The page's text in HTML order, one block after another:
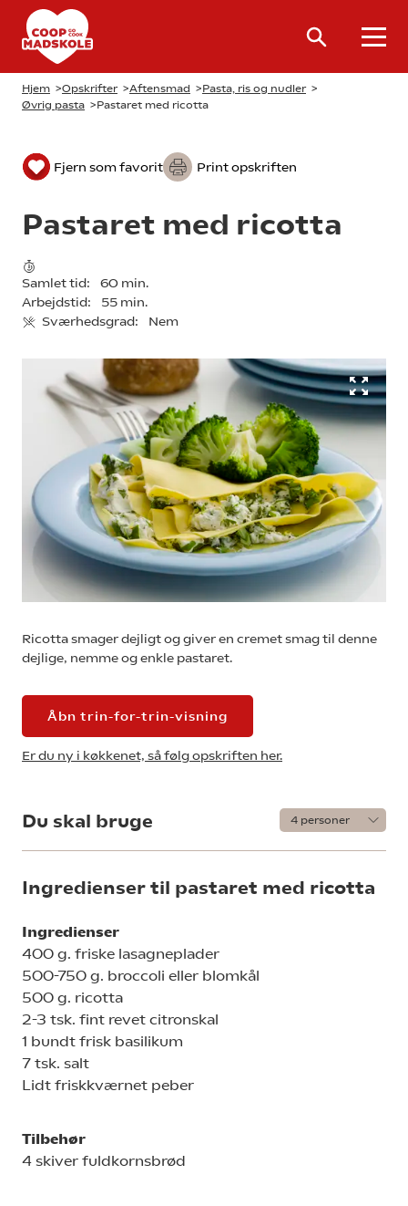
Hjem >Opskrifter >Aftensmad >Pasta, ris og nudler >
Øvrig pasta >Pastaret med ricotta
Fjern som favorit Print opskriften
Pastaret med ricotta
Samlet tid:
60 min.
Arbejdstid:
55 min.
Sværhedsgrad:
Nem
Ricotta smager dejligt og giver en cremet smag til denne
dejlige, nemme og enkle pastaret.
Åbn trin-for-trin-visning
Er du ny i køkkenet, så følg opskriften her.
Du skal bruge
Ingredienser til pastaret med ricotta
Ingredienser
400 g. friske lasagneplader
500-750 g. broccoli eller blomkål
500 g. ricotta
2-3 tsk. fint revet citronskal
1 bundt frisk basilikum
7 tsk. salt
Lidt friskkværnet peber
Tilbehør
4 skiver fuldkornsbrød